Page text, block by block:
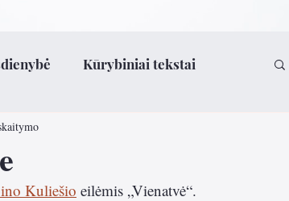
Kūrybiniai tekstai
su knyga
Kuliešio eilėmis „Vienatvė“.